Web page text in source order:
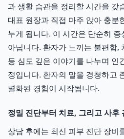
과 생활 습관을 정리할 시간을 갖
대표 원장과 직접 마주 앉아 충분
누게 됩니다. 이 시간은 단순히
아닙니다. 환자가 느끼는 불편함,
등 심도 깊은 이야기를 나누며 인
정입니다. 환자의 말을 경청하고
별화된 경험이 시작됩니다.
정밀 진단부터 치료, 그리고 사후
상담 후에는 최신 피부 진단 장비